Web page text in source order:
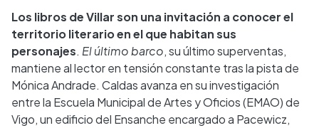
Los libros de Villar son una invitación a conocer el
territorio literario en el que habitan sus
personajes. El último barco, su último superventas,
mantiene al lector en tensión constante tras la pista de
Mónica Andrade. Caldas avanza en su investigación
entre la Escuela Municipal de Artes y Oficios (EMAO) de
Vigo, un edificio del Ensanche encargado a Pacewicz,